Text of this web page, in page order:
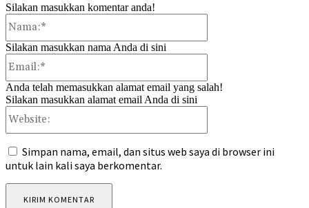
Silakan masukkan komentar anda!
Silakan masukkan nama Anda di sini
Anda telah memasukkan alamat email yang salah!
Silakan masukkan alamat email Anda di sini
Simpan nama, email, dan situs web saya di browser ini
untuk lain kali saya berkomentar.